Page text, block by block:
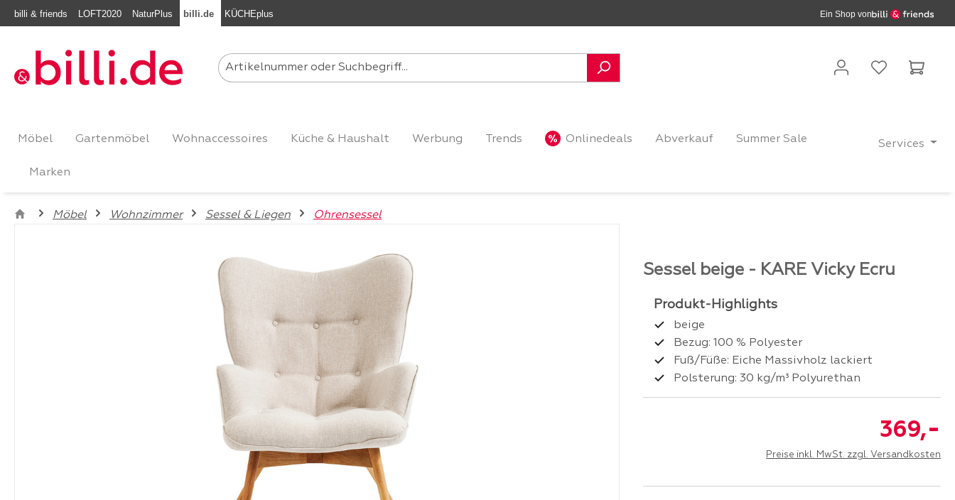
Hauptinhalt springen
Zur Suche springen
Zur Hauptnavigation springen
billi & friends LOFT2020 NaturPlus billi.de KÜCHEplus Ein Shop von
Möbel Gartenmöbel Wohnaccessoires Küche & Haushalt Werbung Trends Onlinedeals Abverkauf Summer Sale
Marken
Services
Möbel Wohnzimmer Sessel & Liegen
Ohrensessel
Sessel beige - KARE Vicky Ecru
beige
Bezug: 100 % Polyester
Fuß/Füße: Eiche Massivholz lackiert
Polsterung: 30 kg/m³ Polyurethan
369,-
Preise inkl. MwSt. zzgl. Versandkosten